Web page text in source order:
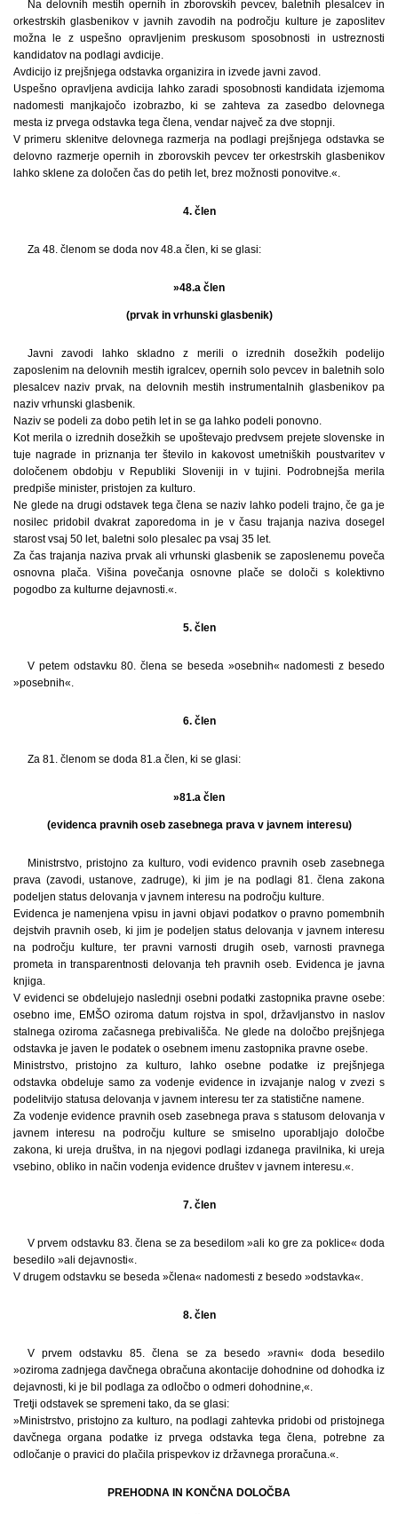
Na delovnih mestih opernih in zborovskih pevcev, baletnih plesalcev in
orkestrskih glasbenikov v javnih zavodih na področju kulture je zaposlitev
možna le z uspešno opravljenim preskusom sposobnosti in ustreznosti
kandidatov na podlagi avdicije.
Avdicijo iz prejšnjega odstavka organizira in izvede javni zavod.
Uspešno opravljena avdicija lahko zaradi sposobnosti kandidata izjemoma
nadomesti manjkajočo izobrazbo, ki se zahteva za zasedbo delovnega
mesta iz prvega odstavka tega člena, vendar največ za dve stopnji.
V primeru sklenitve delovnega razmerja na podlagi prejšnjega odstavka se
delovno razmerje opernih in zborovskih pevcev ter orkestrskih glasbenikov
lahko sklene za določen čas do petih let, brez možnosti ponovitve.«.
4. člen
Za 48. členom se doda nov 48.a člen, ki se glasi:
»48.a člen
(prvak in vrhunski glasbenik)
Javni zavodi lahko skladno z merili o izrednih dosežkih podelijo
zaposlenim na delovnih mestih igralcev, opernih solo pevcev in baletnih solo
plesalcev naziv prvak, na delovnih mestih instrumentalnih glasbenikov pa
naziv vrhunski glasbenik.
Naziv se podeli za dobo petih let in se ga lahko podeli ponovno.
Kot merila o izrednih dosežkih se upoštevajo predvsem prejete slovenske in
tuje nagrade in priznanja ter število in kakovost umetniških poustvaritev v
določenem obdobju v Republiki Sloveniji in v tujini. Podrobnejša merila
predpiše minister, pristojen za kulturo.
Ne glede na drugi odstavek tega člena se naziv lahko podeli trajno, če ga je
nosilec pridobil dvakrat zaporedoma in je v času trajanja naziva dosegel
starost vsaj 50 let, baletni solo plesalec pa vsaj 35 let.
Za čas trajanja naziva prvak ali vrhunski glasbenik se zaposlenemu poveča
osnovna plača. Višina povečanja osnovne plače se določi s kolektivno
pogodbo za kulturne dejavnosti.«.
5. člen
V petem odstavku 80. člena se beseda »osebnih« nadomesti z besedo
»posebnih«.
6. člen
Za 81. členom se doda 81.a člen, ki se glasi:
»81.a člen
(evidenca pravnih oseb zasebnega prava v javnem interesu)
Ministrstvo, pristojno za kulturo, vodi evidenco pravnih oseb zasebnega
prava (zavodi, ustanove, zadruge), ki jim je na podlagi 81. člena zakona
podeljen status delovanja v javnem interesu na področju kulture.
Evidenca je namenjena vpisu in javni objavi podatkov o pravno pomembnih
dejstvih pravnih oseb, ki jim je podeljen status delovanja v javnem interesu
na področju kulture, ter pravni varnosti drugih oseb, varnosti pravnega
prometa in transparentnosti delovanja teh pravnih oseb. Evidenca je javna
knjiga.
V evidenci se obdelujejo naslednji osebni podatki zastopnika pravne osebe:
osebno ime, EMŠO oziroma datum rojstva in spol, državljanstvo in naslov
stalnega oziroma začasnega prebivališča. Ne glede na določbo prejšnjega
odstavka je javen le podatek o osebnem imenu zastopnika pravne osebe.
Ministrstvo, pristojno za kulturo, lahko osebne podatke iz prejšnjega
odstavka obdeluje samo za vodenje evidence in izvajanje nalog v zvezi s
podelitvijo statusa delovanja v javnem interesu ter za statistične namene.
Za vodenje evidence pravnih oseb zasebnega prava s statusom delovanja v
javnem interesu na področju kulture se smiselno uporabljajo določbe
zakona, ki ureja društva, in na njegovi podlagi izdanega pravilnika, ki ureja
vsebino, obliko in način vodenja evidence društev v javnem interesu.«.
7. člen
V prvem odstavku 83. člena se za besedilom »ali ko gre za poklice« doda
besedilo »ali dejavnosti«.
V drugem odstavku se beseda »člena« nadomesti z besedo »odstavka«.
8. člen
V prvem odstavku 85. člena se za besedo »ravni« doda besedilo
»oziroma zadnjega davčnega obračuna akontacije dohodnine od dohodka iz
dejavnosti, ki je bil podlaga za odločbo o odmeri dohodnine,«.
Tretji odstavek se spremeni tako, da se glasi:
»Ministrstvo, pristojno za kulturo, na podlagi zahtevka pridobi od pristojnega
davčnega organa podatke iz prvega odstavka tega člena, potrebne za
odločanje o pravici do plačila prispevkov iz državnega proračuna.«.
PREHODNA IN KONČNA DOLOČBA